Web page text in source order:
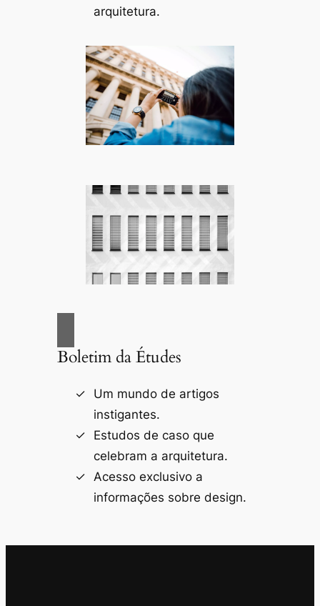
arquitetura.
Boletim da Études
Um mundo de artigos
instigantes.
Estudos de caso que
celebram a arquitetura.
Acesso exclusivo a
informações sobre design.